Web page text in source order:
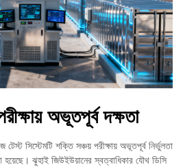
অভূতপূর্ব দক্ষতা
টেস্ট সিস্টেমটি শক্তি সঞ্চয় পরীক্ষায় অভূতপূর্ব নির্ভুলতা
হয়েছে। ঝুহাই জিউইউয়ানের স্বত্বাধিকার যৌথ ডিসি